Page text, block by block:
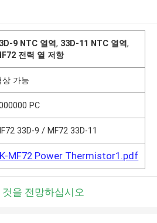
9 NTC 열역, 33D-11 NTC 열역,
전력 열 저항
상 가능
PC
33D-9 / MF72 33D-11
MF72 Power Thermistor1.pdf
것을 전망하십시오